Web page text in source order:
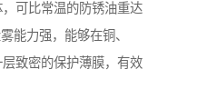
可比常温的防锈油重达
能力强，能够在铜、
致密的保护薄膜，有效